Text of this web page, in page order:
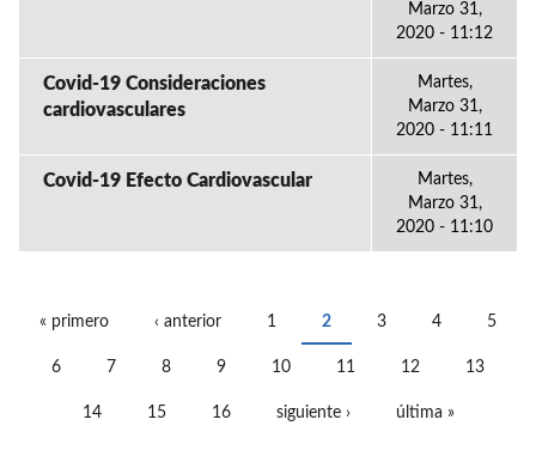
Marzo 31,
2020 - 11:12
Covid-19 Consideraciones
cardiovasculares
Martes,
Marzo 31,
2020 - 11:11
Covid-19 Efecto Cardiovascular
Martes,
Marzo 31,
2020 - 11:10
« primero ‹ anterior 1 2 3 4 5
6 7 8 9 10 11 12 13
14 15 16 siguiente › última »